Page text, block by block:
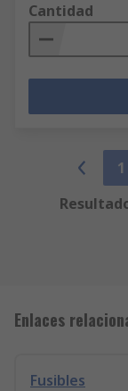
Cantidad
1
Enlaces
Fusibles